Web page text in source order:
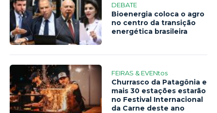
DEBATE
Bioenergia coloca o agro
no centro da transição
energética brasileira
FEIRAS & EVENtos
Churrasco da Patagônia e
mais 30 estações estarão
no Festival Internacional
da Carne deste ano